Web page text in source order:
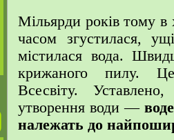
Мільярди років тому в
часом згустилася,
містилася вода.
крижаного пилу. Це
Всесвіту.
утворення води —
належать до